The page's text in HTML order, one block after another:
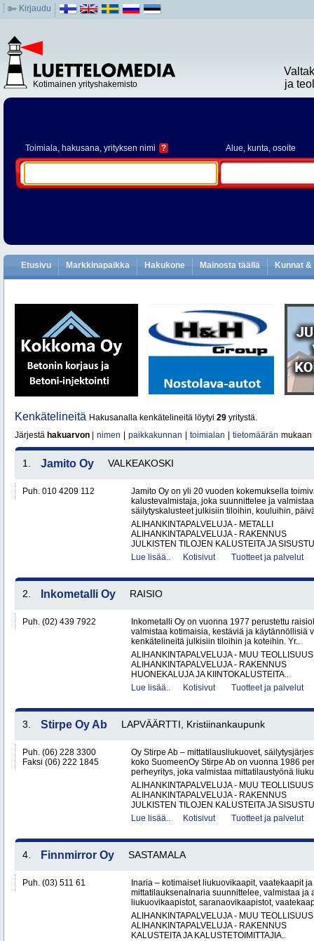
Kirjaudu
Kotimainen yrityshakemisto
ja
Toimiala, hakusana, yrityksen nimi ? Alue, kunta, osoite
Etusivu Markkinapaikka Hakukone Mainosta täällä Kunnat
Kenkätelineitä Hakusanalla kenkätelineitä löytyi 29 yritystä.
Järjestä hakuarvon nimen paikkakunnan toimialan tietomäärän mukaan
1. Jamito Oy VALKEAKOSKI
Puh. 010 4209 112
Jamito Oy on yli 20 vuoden kokemuksella
kalustevalmistaja, joka suunnittelee ja
säilytyskalusteet julkisiin tiloihin, kouluihin,
ALIHANKINTAPALVELUJA - METALLI
ALIHANKINTAPALVELUJA - RAKENNUS
JULKISTEN TILOJEN KALUSTEITA JA
Lue lisää..
Kotisivut Tuotteet ja palvelut
2. Inkometalli Oy RAISIO
Puh. (02) 439 7922
Inkometalli Oy on vuonna 1977 perustettu
valmistaa kotimaisia, kestäviä ja käytännöllisiä
kenkätelineitä julkisiin tiloihin ja koteihin. Yr..
ALIHANKINTAPALVELUJA - MUU TEOLLISUUS
ALIHANKINTAPALVELUJA - RAKENNUS
HUONEKALUJA JA KIINTOKALUSTEITA..
Lue lisää..
Kotisivut Tuotteet ja palvelut
3. Stirpe Oy Ab LAPVÄÄRTTI, Kristiinankaupunk
Puh. (06) 228 3300
Faksi (06) 222 1845
Oy Stirpe Ab – mittatilausliukuovet,
koko SuomeenOy Stirpe Ab on vuonna 1986
perheyritys, joka valmistaa mittatilaustyönä
ALIHANKINTAPALVELUJA - MUU TEOLLISUUS
ALIHANKINTAPALVELUJA - RAKENNUS
JULKISTEN TILOJEN KALUSTEITA JA
Lue lisää..
Kotisivut Tuotteet ja palvelut
4. Finnmirror Oy SASTAMALA
Puh. (03) 511 61
Inaria – kotimaiset liukuovikaapit, vaatekaapit
mittatilauksenaInaria suunnittelee, valmistaa ja
liukuovikaapistot, saranaovikaapistot,
ALIHANKINTAPALVELUJA - MUU TEOLLISUUS
ALIHANKINTAPALVELUJA - RAKENNUS
KALUSTEITA JA KALUSTETOIMITTAJIA..